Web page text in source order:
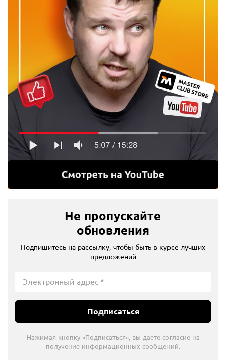
Не пропускайте
обновления
Подпишитесь на рассылку, чтобы быть в курсе лучших
предложений
Подписаться
Нажимая кнопку «Подписаться», вы даете согласие на
получение информационных сообщений.